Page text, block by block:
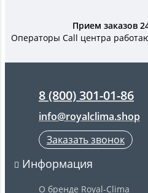
Прием заказов
Операторы Call центра
8 (800) 301-01-86
info@royalclima.shop
Заказать звонок
Информация
О бренде Royal-Clima